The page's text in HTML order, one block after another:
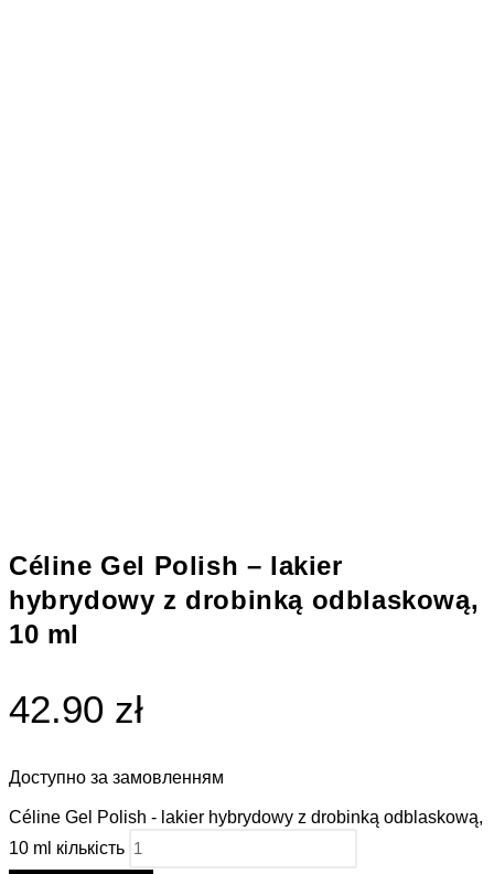
Céline Gel Polish – lakier
hybrydowy z drobinką odblaskową,
10 ml
42.90 zł
Доступно за замовленням
Céline Gel Polish - lakier hybrydowy z drobinką odblaskową,
10 ml кількість